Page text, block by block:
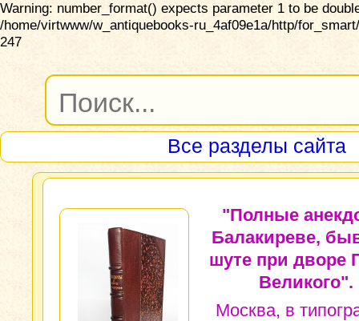
Warning: number_format() expects parameter 1 to be
/home/virtwww/w_antiquebooks-ru_4af09e1a/http/
247
Все разделы сайта
"Полные
Балакиреве,
шуте при дворе
Великого".
Москва, в